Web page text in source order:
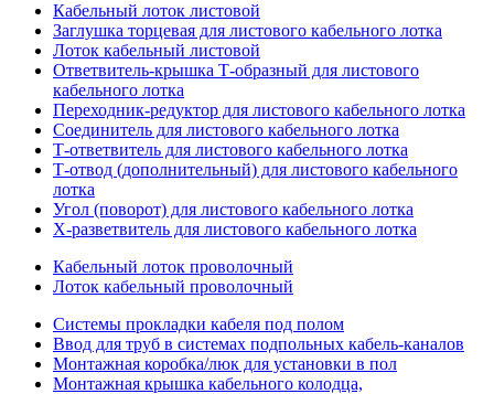
Кабельный лоток листовой
Заглушка торцевая для листового кабельного лотка
Лоток кабельный листовой
Ответвитель-крышка Т-образный для листового
кабельного лотка
Переходник-редуктор для листового кабельного лотка
Соединитель для листового кабельного лотка
Т-ответвитель для листового кабельного лотка
Т-отвод (дополнительный) для листового кабельного
лотка
Угол (поворот) для листового кабельного лотка
Х-разветвитель для листового кабельного лотка
Кабельный лоток проволочный
Лоток кабельный проволочный
Системы прокладки кабеля под полом
Ввод для труб в системах подпольных кабель-каналов
Монтажная коробка/люк для установки в пол
Монтажная крышка кабельного колодца,